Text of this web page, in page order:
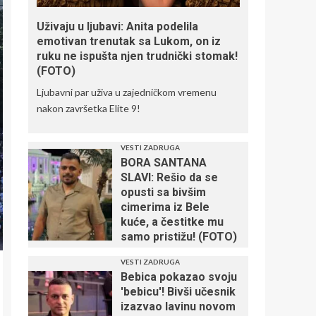
Uživaju u ljubavi: Anita podelila
emotivan trenutak sa Lukom, on iz
ruku ne ispušta njen trudnički stomak!
(FOTO)
Ljubavni par uživa u zajedničkom vremenu
nakon završetka Elite 9!
VESTI ZADRUGA
BORA SANTANA
SLAVI: Rešio da se
opusti sa bivšim
cimerima iz Bele
kuće, a čestitke mu
samo pristižu! (FOTO)
VESTI ZADRUGA
Bebica pokazao svoju
'bebicu'! Bivši učesnik
izazvao lavinu novom